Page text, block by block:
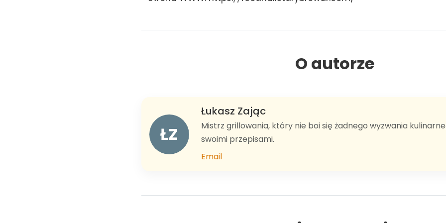
O autorze
ŁZ
Łukasz Zając
Mistrz grillowania, który nie boi się żadnego wyzwania
swoimi przepisami.
Email